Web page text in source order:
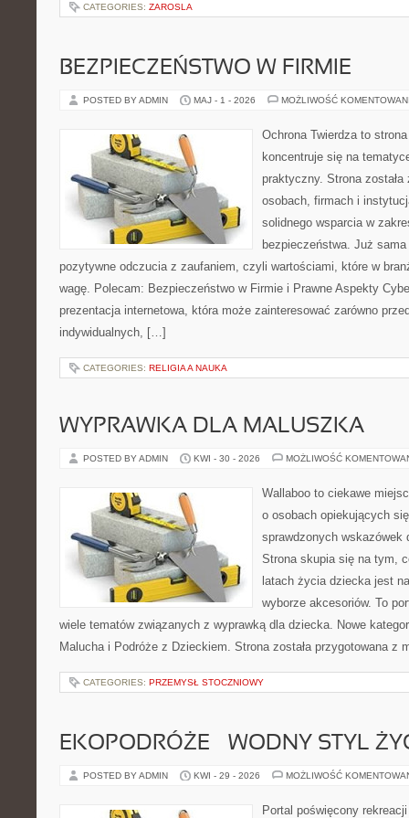
CATEGORIES: ZAROSLA
BEZPIECZEŃSTWO W FIRMIE
POSTED BY ADMIN MAJ - 1 - 2026 MOŻLIWOŚĆ
Ochrona Twierdza to
koncentruje się na
praktyczny. Strona
osobach, firmach i
solidnego wsparcia w
bezpieczeństwa. Już
pozytywne odczucia z zaufaniem, czyli wartościami, które w
wagę. Polecam: Bezpieczeństwo w Firmie i Prawne Aspekty
prezentacja internetowa, która może zainteresować zarówno
indywidualnych, […]
CATEGORIES: RELIGIA A NAUKA
WYPRAWKA DLA MALUSZKA
POSTED BY ADMIN KWI - 30 - 2026 MOŻLIWOŚĆ
Wallaboo to ciekawe
o osobach opiekujących
sprawdzonych wskazówek
Strona skupia się na tym,
latach życia dziecka jest
wyborze akcesoriów. To
wiele tematów związanych z wyprawką dla dziecka. Nowe
Malucha i Podróże z Dzieckiem. Strona została przygotowana z
CATEGORIES: PRZEMYSŁ STOCZNIOWY
EKOPODRÓŻE – WODNY STYL
POSTED BY ADMIN KWI - 29 - 2026 MOŻLIWOŚĆ
Portal poświęcony